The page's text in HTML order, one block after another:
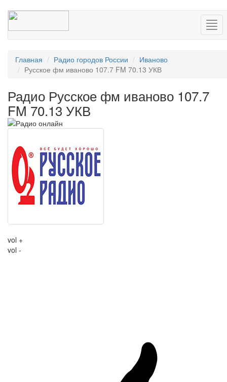
Главная Радио городов России
Иваново
Русское фм иваново 107.7 FM 70.13 УКВ
Радио Русское фм иваново 107.7
FM 70.13 УКВ
vol +
vol -